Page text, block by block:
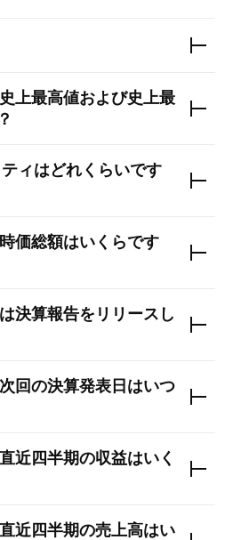
上最高値および史上最
ィはどれくらいです
価総額はいくらです
決算報告をリリースし
回の決算発表日はいつ
近四半期の収益はいく
近四半期の売上高はい